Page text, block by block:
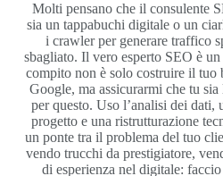
Molti pensano che il consulente
sia un tappabuchi digitale o un
i crawler per generare traffico
sbagliato. Il vero esperto SEO è
compito non è solo costruire il tuo
Google, ma assicurarmi che tu
per questo. Uso l’analisi dei dati,
progetto e una ristrutturazione
un ponte tra il problema del tuo
vendo trucchi da prestigiatore,
di esperienza nel digitale: